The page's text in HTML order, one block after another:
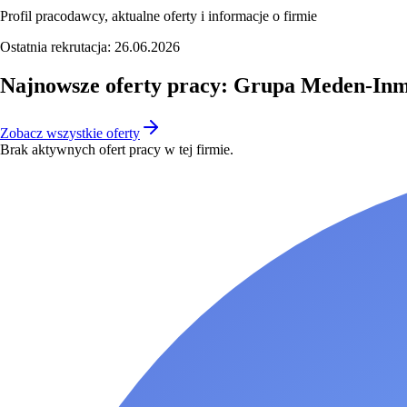
Profil pracodawcy, aktualne oferty i informacje o firmie
Ostatnia rekrutacja: 26.06.2026
Najnowsze oferty pracy: Grupa Meden-
Zobacz wszystkie oferty
Brak aktywnych ofert pracy w tej firmie.